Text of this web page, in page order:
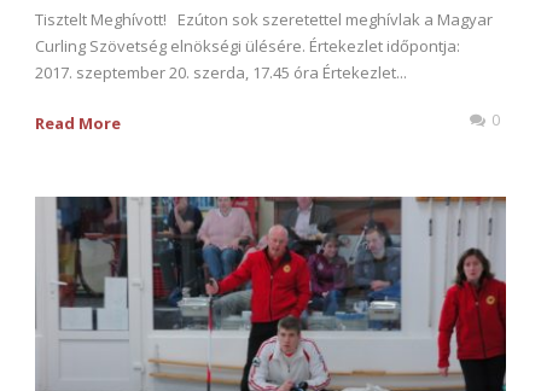
Tisztelt Meghívott! Ezúton sok szeretettel meghívlak a Magyar
Curling Szövetség elnökségi ülésére. Értekezlet időpontja:
2017. szeptember 20. szerda, 17.45 óra Értekezlet...
Read More 0